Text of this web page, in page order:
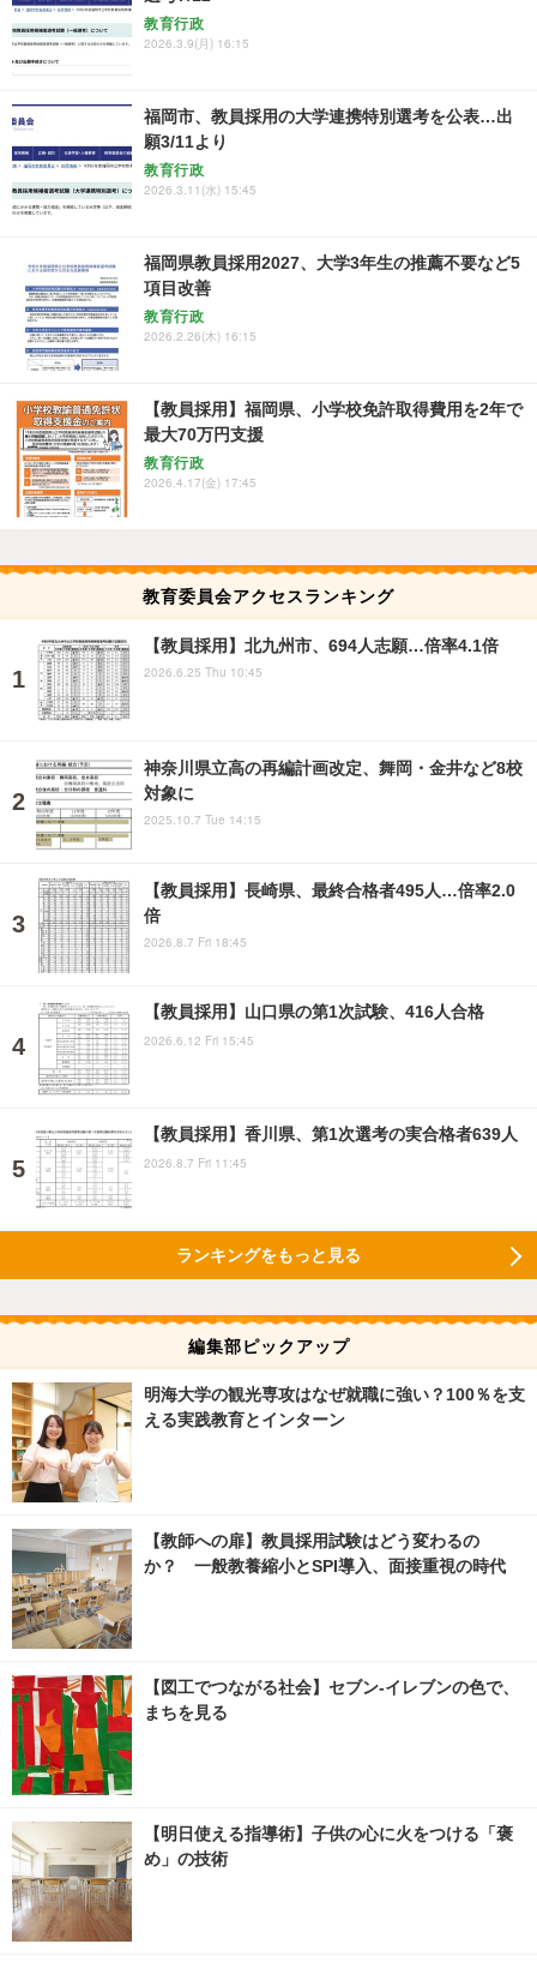
教育行政
2026.3.9(月) 16:15
福岡市、教員採用の大学連携特別選考を公表…出
願3/11より
教育行政
2026.3.11(水) 15:45
福岡県教員採用2027、大学3年生の推薦不要など5
項目改善
教育行政
2026.2.26(木) 16:15
【教員採用】福岡県、小学校免許取得費用を2年で
最大70万円支援
教育行政
2026.4.17(金) 17:45
教育委員会アクセスランキング
【教員採用】北九州市、694人志願…倍率4.1倍
2026.6.25 Thu 10:45
神奈川県立高の再編計画改定、舞岡・金井など8校
対象に
2025.10.7 Tue 14:15
【教員採用】長崎県、最終合格者495人…倍率2.0
倍
2026.8.7 Fri 18:45
【教員採用】山口県の第1次試験、416人合格
2026.6.12 Fri 15:45
【教員採用】香川県、第1次選考の実合格者639人
2026.8.7 Fri 11:45
ランキングをもっと見る
編集部ピックアップ
明海大学の観光専攻はなぜ就職に強い？100％を支
える実践教育とインターン
【教師への扉】教員採用試験はどう変わるの
か？ 一般教養縮小とSPI導入、面接重視の時代
【図工でつながる社会】セブン‐イレブンの色で、
まちを見る
【明日使える指導術】子供の心に火をつける「褒
め」の技術